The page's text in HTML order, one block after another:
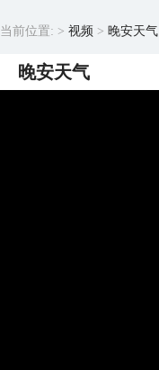
当前位置: > 视频 > 晚安天气
晚安天气